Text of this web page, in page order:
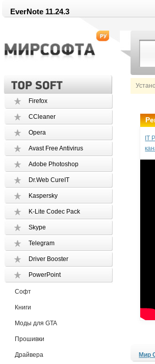
EverNote 11.24.3
Firefox
CCleaner
Opera
Avast Free Antivirus
Adobe Photoshop
Dr.Web CureIT
Kaspersky
K-Lite Codec Pack
Skype
Telegram
Driver Booster
PowerPoint
Софт
Книги
Моды для GTA
Прошивки
Драйвера
IT
Мир